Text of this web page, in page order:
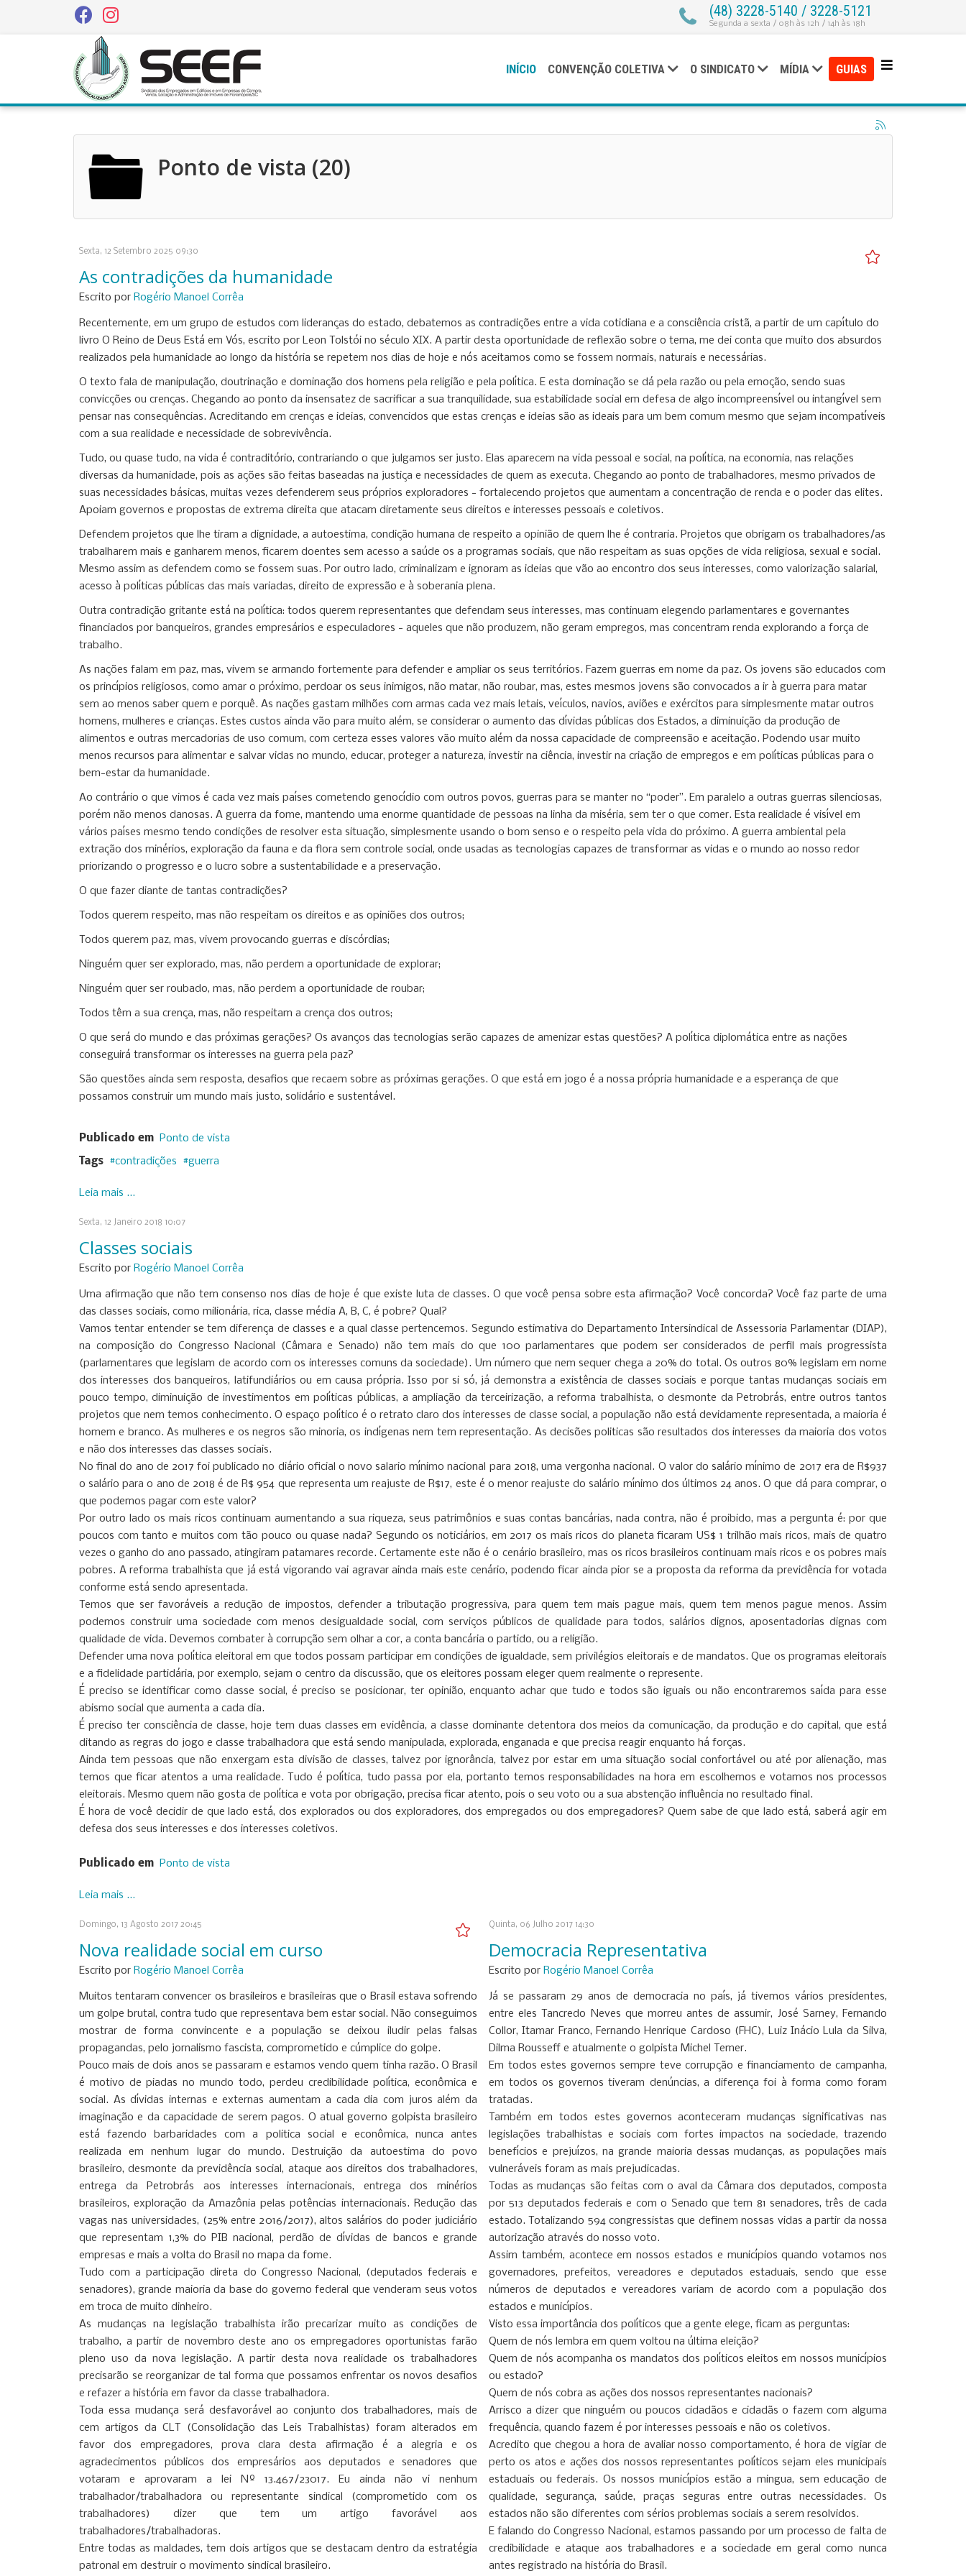
(48) 3228-5140 / 3228-5121
Segunda a sexta / 08h às 12h / 14h às 18h
INÍCIO CONVENÇÃO COLETIVA O SINDICATO MÍDIA GUIAS
Ponto de vista (20)
Sexta, 12 Setembro 2025 09:30
As contradições da humanidade
Escrito por Rogério Manoel Corrêa
Recentemente, em um grupo de estudos com lideranças do estado, debatemos as contradições entre a vida cotidiana e a consciência cristã, a partir de um capítulo do
livro O Reino de Deus Está em Vós, escrito por Leon Tolstói no século XIX. A partir desta oportunidade de reflexão sobre o tema, me dei conta que muito dos absurdos
realizados pela humanidade ao longo da história se repetem nos dias de hoje e nós aceitamos como se fossem normais, naturais e necessárias.
O texto fala de manipulação, doutrinação e dominação dos homens pela religião e pela política. E esta dominação se dá pela razão ou pela emoção, sendo suas
convicções ou crenças. Chegando ao ponto da insensatez de sacrificar a sua tranquilidade, sua estabilidade social em defesa de algo incompreensível ou intangível sem
pensar nas consequências. Acreditando em crenças e ideias, convencidos que estas crenças e ideias são as ideais para um bem comum mesmo que sejam incompatíveis
com a sua realidade e necessidade de sobrevivência.
Tudo, ou quase tudo, na vida é contraditório, contrariando o que julgamos ser justo. Elas aparecem na vida pessoal e social, na política, na economia, nas relações
diversas da humanidade, pois as ações são feitas baseadas na justiça e necessidades de quem as executa. Chegando ao ponto de trabalhadores, mesmo privados de
suas necessidades básicas, muitas vezes defenderem seus próprios exploradores - fortalecendo projetos que aumentam a concentração de renda e o poder das elites.
Apoiam governos e propostas de extrema direita que atacam diretamente seus direitos e interesses pessoais e coletivos.
Defendem projetos que lhe tiram a dignidade, a autoestima, condição humana de respeito a opinião de quem lhe é contraria. Projetos que obrigam os trabalhadores/as
trabalharem mais e ganharem menos, ficarem doentes sem acesso a saúde os a programas sociais, que não respeitam as suas opções de vida religiosa, sexual e social.
Mesmo assim as defendem como se fossem suas. Por outro lado, criminalizam e ignoram as ideias que vão ao encontro dos seus interesses, como valorização salarial,
acesso à políticas públicas das mais variadas, direito de expressão e à soberania plena.
Outra contradição gritante está na política: todos querem representantes que defendam seus interesses, mas continuam elegendo parlamentares e governantes
financiados por banqueiros, grandes empresários e especuladores - aqueles que não produzem, não geram empregos, mas concentram renda explorando a força de
trabalho.
As nações falam em paz, mas, vivem se armando fortemente para defender e ampliar os seus territórios. Fazem guerras em nome da paz. Os jovens são educados com
os princípios religiosos, como amar o próximo, perdoar os seus inimigos, não matar, não roubar, mas, estes mesmos jovens são convocados a ir à guerra para matar
sem ao menos saber quem e porquê. As nações gastam milhões com armas cada vez mais letais, veículos, navios, aviões e exércitos para simplesmente matar outros
homens, mulheres e crianças. Estes custos ainda vão para muito além, se considerar o aumento das dívidas públicas dos Estados, a diminuição da produção de
alimentos e outras mercadorias de uso comum, com certeza esses valores vão muito além da nossa capacidade de compreensão e aceitação. Podendo usar muito
menos recursos para alimentar e salvar vidas no mundo, educar, proteger a natureza, investir na ciência, investir na criação de empregos e em políticas públicas para o
bem-estar da humanidade.
Ao contrário o que vimos é cada vez mais países cometendo genocídio com outros povos, guerras para se manter no “poder”. Em paralelo a outras guerras silenciosas,
porém não menos danosas. A guerra da fome, mantendo uma enorme quantidade de pessoas na linha da miséria, sem ter o que comer. Esta realidade é visível em
vários países mesmo tendo condições de resolver esta situação, simplesmente usando o bom senso e o respeito pela vida do próximo. A guerra ambiental pela
extração dos minérios, exploração da fauna e da flora sem controle social, onde usadas as tecnologias capazes de transformar as vidas e o mundo ao nosso redor
priorizando o progresso e o lucro sobre a sustentabilidade e a preservação.
O que fazer diante de tantas contradições?
Todos querem respeito, mas não respeitam os direitos e as opiniões dos outros;
Todos querem paz, mas, vivem provocando guerras e discórdias;
Ninguém quer ser explorado, mas, não perdem a oportunidade de explorar;
Ninguém quer ser roubado, mas, não perdem a oportunidade de roubar;
Todos têm a sua crença, mas, não respeitam a crença dos outros;
O que será do mundo e das próximas gerações? Os avanços das tecnologias serão capazes de amenizar estas questões? A política diplomática entre as nações
conseguirá transformar os interesses na guerra pela paz?
São questões ainda sem resposta, desafios que recaem sobre as próximas gerações. O que está em jogo é a nossa própria humanidade e a esperança de que
possamos construir um mundo mais justo, solidário e sustentável.
Publicado em
Ponto de vista
Tags
contradições guerra
Leia mais ...
Sexta, 12 Janeiro 2018 10:07
Classes sociais
Escrito por Rogério Manoel Corrêa
Uma afirmação que não tem consenso nos dias de hoje é que existe luta de classes. O que você pensa sobre esta afirmação? Você concorda? Você faz parte de uma
das classes sociais, como milionária, rica, classe média A, B, C, é pobre? Qual?
Vamos tentar entender se tem diferença de classes e a qual classe pertencemos. Segundo estimativa do Departamento Intersindical de Assessoria Parlamentar (DIAP),
na composição do Congresso Nacional (Câmara e Senado) não tem mais do que 100 parlamentares que podem ser considerados de perfil mais progressista
(parlamentares que legislam de acordo com os interesses comuns da sociedade). Um número que nem sequer chega a 20% do total. Os outros 80% legislam em nome
dos interesses dos banqueiros, latifundiários ou em causa própria. Isso por si só, já demonstra a existência de classes sociais e porque tantas mudanças sociais em
pouco tempo, diminuição de investimentos em políticas públicas, a ampliação da terceirização, a reforma trabalhista, o desmonte da Petrobrás, entre outros tantos
projetos que nem temos conhecimento. O espaço político é o retrato claro dos interesses de classe social, a população não está devidamente representada, a maioria é
homem e branco. As mulheres e os negros são minoria, os indígenas nem tem representação. As decisões politicas são resultados dos interesses da maioria dos votos
e não dos interesses das classes sociais.
No final do ano de 2017 foi publicado no diário oficial o novo salario mínimo nacional para 2018, uma vergonha nacional. O valor do salário mínimo de 2017 era de R$937
o salário para o ano de 2018 é de R$ 954 que representa um reajuste de R$17, este é o menor reajuste do salário mínimo dos últimos 24 anos. O que dá para comprar, o
que podemos pagar com este valor?
Por outro lado os mais ricos continuam aumentando a sua riqueza, seus patrimônios e suas contas bancárias, nada contra, não é proibido, mas a pergunta é: por que
poucos com tanto e muitos com tão pouco ou quase nada? Segundo os noticiários, em 2017 os mais ricos do planeta ficaram US$ 1 trilhão mais ricos, mais de quatro
vezes o ganho do ano passado, atingiram patamares recorde. Certamente este não é o cenário brasileiro, mas os ricos brasileiros continuam mais ricos e os pobres mais
pobres. A reforma trabalhista que já está vigorando vai agravar ainda mais este cenário, podendo ficar ainda pior se a proposta da reforma da previdência for votada
conforme está sendo apresentada.
Temos que ser favoráveis a redução de impostos, defender a tributação progressiva, para quem tem mais pague mais, quem tem menos pague menos. Assim
podemos construir uma sociedade com menos desigualdade social, com serviços públicos de qualidade para todos, salários dignos, aposentadorias dignas com
qualidade de vida. Devemos combater à corrupção sem olhar a cor, a conta bancária o partido, ou a religião.
Defender uma nova política eleitoral em que todos possam participar em condições de igualdade, sem privilégios eleitorais e de mandatos. Que os programas eleitorais
e a fidelidade partidária, por exemplo, sejam o centro da discussão, que os eleitores possam eleger quem realmente o represente.
É preciso se identificar como classe social, é preciso se posicionar, ter opinião, enquanto achar que tudo e todos são iguais ou não encontraremos saída para esse
abismo social que aumenta a cada dia.
É preciso ter consciência de classe, hoje tem duas classes em evidência, a classe dominante detentora dos meios da comunicação, da produção e do capital, que está
ditando as regras do jogo e classe trabalhadora que está sendo manipulada, explorada, enganada e que precisa reagir enquanto há forças.
Ainda tem pessoas que não enxergam esta divisão de classes, talvez por ignorância, talvez por estar em uma situação social confortável ou até por alienação, mas
temos que ficar atentos a uma realidade. Tudo é política, tudo passa por ela, portanto temos responsabilidades na hora em escolhemos e votamos nos processos
eleitorais. Mesmo quem não gosta de política e vota por obrigação, precisa ficar atento, pois o seu voto ou a sua abstenção influência no resultado final.
É hora de você decidir de que lado está, dos explorados ou dos exploradores, dos empregados ou dos empregadores? Quem sabe de que lado está, saberá agir em
defesa dos seus interesses e dos interesses coletivos.
Publicado em Ponto de vista
Leia mais ...
Domingo, 13 Agosto 2017 20:45
Nova realidade social em curso
Escrito por Rogério Manoel Corrêa
Muitos tentaram convencer os brasileiros e brasileiras que o Brasil estava sofrendo
um golpe brutal, contra tudo que representava bem estar social. Não conseguimos
mostrar de forma convincente e a população se deixou iludir pelas falsas
propagandas, pelo jornalismo fascista, comprometido e cúmplice do golpe.
Pouco mais de dois anos se passaram e estamos vendo quem tinha razão. O Brasil
é motivo de piadas no mundo todo, perdeu credibilidade política, econômica e
social. As dívidas internas e externas aumentam a cada dia com juros além da
imaginação e da capacidade de serem pagos. O atual governo golpista brasileiro
está fazendo barbaridades com a politica social e econômica, nunca antes
realizada em nenhum lugar do mundo. Destruição da autoestima do povo
brasileiro, desmonte da previdência social, ataque aos direitos dos trabalhadores,
entrega da Petrobrás aos interesses internacionais, entrega dos minérios
brasileiros, exploração da Amazônia pelas potências internacionais. Redução das
vagas nas universidades, (25% entre 2016/2017), altos salários do poder judiciário
que representam 1,3% do PIB nacional, perdão de dívidas de bancos e grande
empresas e mais a volta do Brasil no mapa da fome.
Tudo com a participação direta do Congresso Nacional, (deputados federais e
senadores), grande maioria da base do governo federal que venderam seus votos
em troca de muito dinheiro.
As mudanças na legislação trabalhista irão precarizar muito as condições de
trabalho, a partir de novembro deste ano os empregadores oportunistas farão
pleno uso da nova legislação. A partir desta nova realidade os trabalhadores
precisarão se reorganizar de tal forma que possamos enfrentar os novos desafios
e refazer a história em favor da classe trabalhadora.
Toda essa mudança será desfavorável ao conjunto dos trabalhadores, mais de
cem artigos da CLT (Consolidação das Leis Trabalhistas) foram alterados em
favor dos empregadores, prova clara desta afirmação é a alegria e os
agradecimentos públicos dos empresários aos deputados e senadores que
votaram e aprovaram a lei Nº 13.467/23017. Eu ainda não vi nenhum
trabalhador/trabalhadora ou representante sindical (comprometido com os
trabalhadores) dizer que tem um artigo favorável aos
trabalhadores/trabalhadoras.
Entre todas as maldades, tem dois artigos que se destacam dentro da estratégia
patronal em destruir o movimento sindical brasileiro.
Quinta, 06 Julho 2017 14:30
Democracia Representativa
Escrito por Rogério Manoel Corrêa
Já se passaram 29 anos de democracia no país, já tivemos vários presidentes,
entre eles Tancredo Neves que morreu antes de assumir, José Sarney, Fernando
Collor, Itamar Franco, Fernando Henrique Cardoso (FHC), Luiz Inácio Lula da Silva,
Dilma Rousseff e atualmente o golpista Michel Temer.
Em todos estes governos sempre teve corrupção e financiamento de campanha,
em todos os governos tiveram denúncias, a diferença foi à forma como foram
tratadas.
Também em todos estes governos aconteceram mudanças significativas nas
legislações trabalhistas e sociais com fortes impactos na sociedade, trazendo
benefícios e prejuízos, na grande maioria dessas mudanças, as populações mais
vulneráveis foram as mais prejudicadas.
Todas as mudanças são feitas com o aval da Câmara dos deputados, composta
por 513 deputados federais e com o Senado que tem 81 senadores, três de cada
estado. Totalizando 594 congressistas que definem nossas vidas a partir da nossa
autorização através do nosso voto.
Assim também, acontece em nossos estados e municípios quando votamos nos
governadores, prefeitos, vereadores e deputados estaduais, sendo que esse
números de deputados e vereadores variam de acordo com a população dos
estados e municípios.
Visto essa importância dos políticos que a gente elege, ficam as perguntas:
Quem de nós lembra em quem voltou na última eleição?
Quem de nós acompanha os mandatos dos políticos eleitos em nossos municípios
ou estado?
Quem de nós cobra as ações dos nossos representantes nacionais?
Arrisco a dizer que ninguém ou poucos cidadãos e cidadãs o fazem com alguma
frequência, quando fazem é por interesses pessoais e não os coletivos.
Acredito que chegou a hora de avaliar nosso comportamento, é hora de vigiar de
perto os atos e ações dos nossos representantes políticos sejam eles municipais
estaduais ou federais. Os nossos municípios estão a mingua, sem educação de
qualidade, segurança, saúde, praças seguras entre outras necessidades. Os
estados não são diferentes com sérios problemas sociais a serem resolvidos.
E falando do Congresso Nacional, estamos passando por um processo de falta de
credibilidade e ataque aos trabalhadores e a sociedade em geral como nunca
antes registrado na história do Brasil.